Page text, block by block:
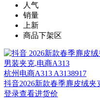
人气
销量
上新
商品下架区
杭州 电商A313 A3138917
抖音2026新款春季麂皮绒夹
登录查看进货价